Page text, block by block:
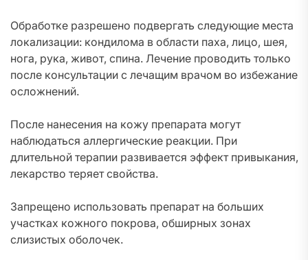
Обработке разрешено подвергать следующие места
локализации: кондилома в области паха, лицо, шея,
нога, рука, живот, спина. Лечение проводить только
после консультации с лечащим врачом во избежание
осложнений.
После нанесения на кожу препарата могут
наблюдаться аллергические реакции. При
длительной терапии развивается эффект привыкания,
лекарство теряет свойства.
Запрещено использовать препарат на больших
участках кожного покрова, обширных зонах
слизистых оболочек.